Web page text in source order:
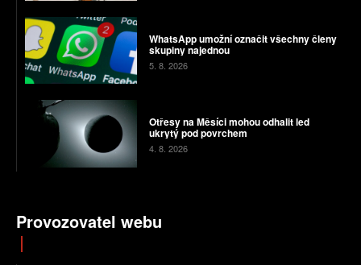
WhatsApp umožní označit všechny členy
skupiny najednou
5. 8. 2026
Otřesy na Měsíci mohou odhalit led
ukrytý pod povrchem
4. 8. 2026
Provozovatel webu